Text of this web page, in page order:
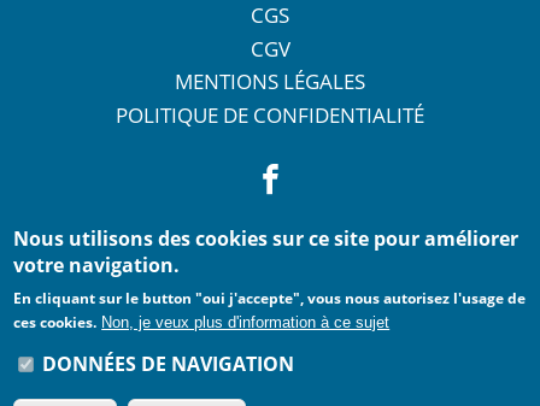
CGS
CGV
MENTIONS LÉGALES
POLITIQUE DE CONFIDENTIALITÉ
Nous utilisons des cookies sur ce site pour améliorer
votre navigation.
En cliquant sur le button "oui j'accepte", vous nous autorisez l'usage de
ces cookies. Non, je veux plus d'information à ce sujet
DONNÉES DE NAVIGATION